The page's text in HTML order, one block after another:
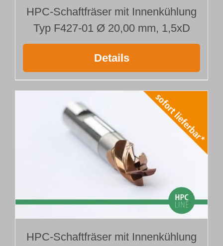
HPC-Schaftfräser mit Innenkühlung
Typ F427-01 Ø 20,00 mm, 1,5xD
Details
HPC-Schaftfräser mit Innenkühlung